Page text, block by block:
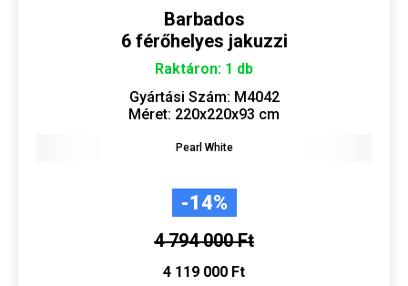
Barbados
6 férőhelyes jakuzzi
Raktáron: 1 db
Gyártási Szám: M4042
Méret: 220x220x93 cm
Pearl White
-14%
4 794 000 Ft
4 119 000 Ft